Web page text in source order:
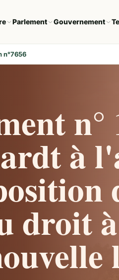
Parlement Gouvernement
n°7656
n°
à
droit